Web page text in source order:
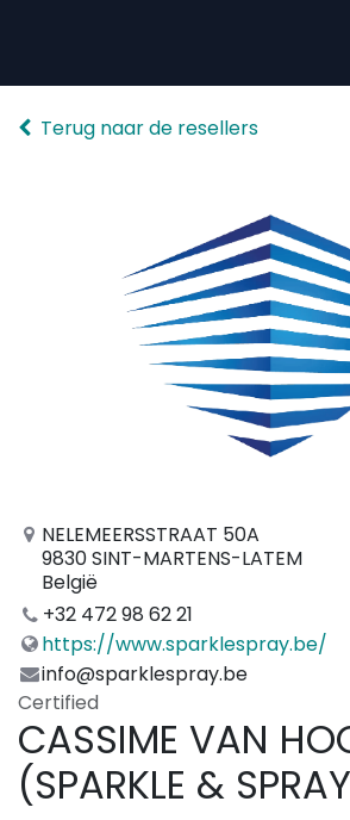
Terug naar de resellers
NELEMEERSSTRAAT 50A
9830 SINT-MARTENS-LATEM
België
+32 472 98 62 21
https://www.sparklespray.be/
info@sparklespray.be
Certified
CASSIME VAN
(SPARKLE &